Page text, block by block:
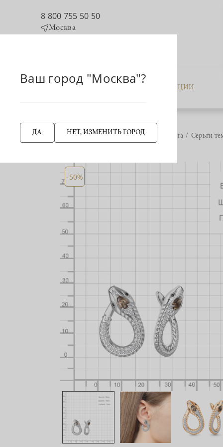
8 800 755 50 50
Москва
КАТАЛОГ АКЦИИ
НАЗАД Главная страница Серьга Серьги
-50%
Ваш город "Москва"?
ДА НЕТ, ИЗМЕНИТЬ ГОРОД